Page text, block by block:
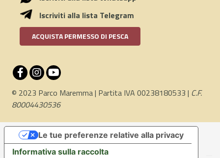
Iscriviti alla lista Telegram
ACQUISTA PERMESSO DI PESCA
© 2023 Parco Maremma | Partita IVA 00238180533 | C.F.
80004430536
Informativa sulla raccolta
Le tue preferenze relative alla privacy